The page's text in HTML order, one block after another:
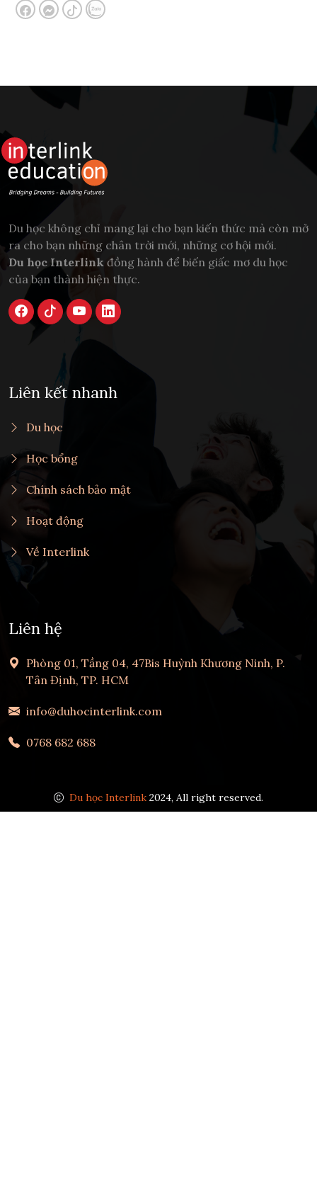
Du học không chỉ mang lại cho bạn kiến thức mà còn mở
ra cho bạn những chân trời mới, những cơ hội mới.
Du học Interlink đồng hành để biến giấc mơ du học
của bạn thành hiện thực.
Liên kết nhanh
Du học
Học bổng
Chính sách bảo mật
Hoạt động
Về Interlink
Liên hệ
Phòng 01, Tầng 04, 47Bis Huỳnh Khương Ninh, P.
Tân Định, TP. HCM
info@duhocinterlink.com
0768 682 688
Du học Interlink 2024, All right reserved.